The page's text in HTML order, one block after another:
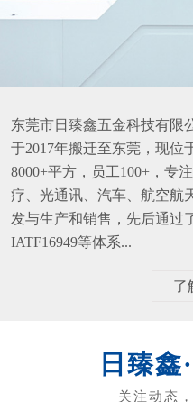
东莞市日臻鑫五金科技有限
于2017年搬迁至东莞，现位
8000+平方，员工100+，专
疗、光通讯、汽车、航空航
发与生产和销售，先后通过
IATF16949等体系...
了